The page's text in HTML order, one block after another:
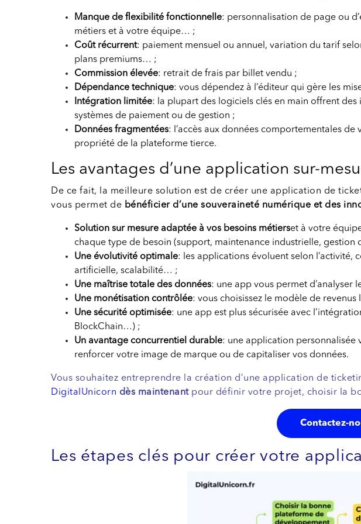
Manque de flexibilité fonctionnelle: personnalisation de page ou
métiers et à votre équipe… ;
Coût récurrent: paiement mensuel ou annuel, variation du tarif
plans premiums… ;
Commission élevée: retrait de frais par billet vendu ;
Dépendance technique: vous dépendez à l’éditeur qui gère les
Intégration limitée: la plupart des logiciels clés en main offrent
systèmes de paiement ou de gestion ;
Données fragmentées: l’accès aux données comportementales
propriété de la plateforme tierce.
Les avantages d’une application sur-
De ce fait, la meilleure solution est de créer une application de
vous permet de bénéficier d’une souveraineté numérique et des
Solution sur mesure adaptée à vos besoins métierset à votre
chaque type de besoin (support, maintenance industrielle, gestion
Une évolutivité optimale: les applications évoluent selon l’activité,
artificielle, scalabilité… ;
Une maîtrise totale des données: une app vous permet d’analyser
Une monétisation contrôlée: vous choisissez le modèle de
Une sécurité optimisée: une app est plus sécurisée avec
BlockChain…) ;
Un avantage concurrentiel durable: une application personnalisée
renforcer votre image de marque ou de capitaliser vos données.
Vous souhaitez entreprendre la création d’une application de
DigitalUnicorn dès maintenantpour définir votre projet, choisir la
Contactez-
Les étapes clés pour créer votre